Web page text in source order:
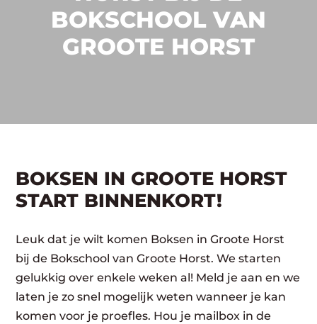
BOKSCHOOL VAN
GROOTE HORST
BOKSEN IN GROOTE HORST
START BINNENKORT!
Leuk dat je wilt komen Boksen in Groote Horst
bij de Bokschool van Groote Horst. We starten
gelukkig over enkele weken al! Meld je aan en we
laten je zo snel mogelijk weten wanneer je kan
komen voor je proefles. Hou je mailbox in de